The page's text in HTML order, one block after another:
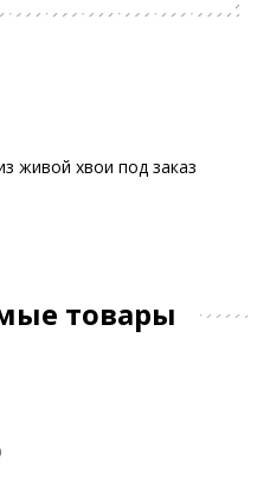
живой хвои под заказ
товары